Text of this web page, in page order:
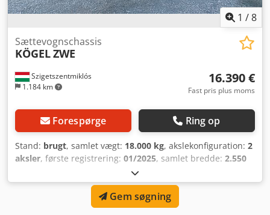
1 /8
Szigetszentmiklós
1.184 km
Sættevognschassis
KÖGELZWE
16.390 €
Fast pris plus moms
Forespørge Ring op
Stand: brugt, samlet vægt: 18.000 kg, akslekonfiguration: 2
aksler, første registrering: 01/2025, samlet bredde: 2.550
, Udstyr:
385/55 R 22.5 - SAF aksler - Topmonteret trækstang -
Justerbar koblingshøjde 760-860 mm - Justerbar længde på
trækstang - Trækstangsbolt Ø 50 mm - Totalvægt 18 T -
Gem søgning